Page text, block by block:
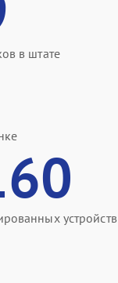
в штате
устройств